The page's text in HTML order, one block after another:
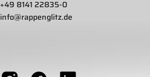
+49 8141 22835-0
info@rappenglitz.de